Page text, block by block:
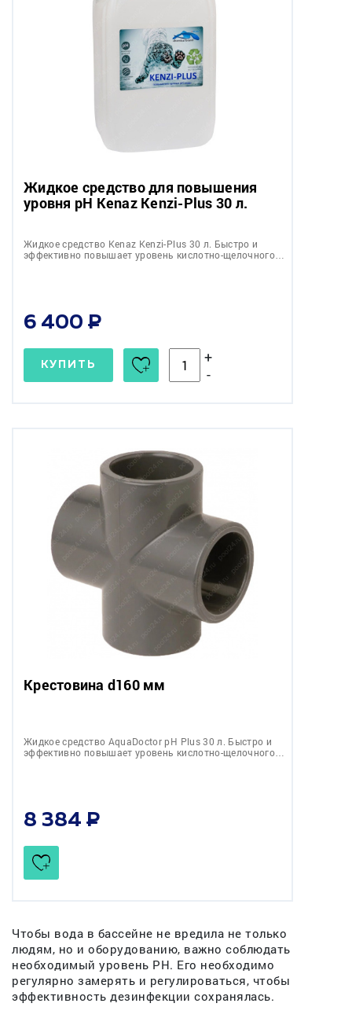
Жидкое средство для повышения
уровня pH Kenaz Kenzi-Plus 30 л.
Жидкое средство Kenaz Kenzi-Plus 30 л. Быстро и
эффективно повышает уровень кислотно-щелочного…
6 400
КУПИТЬ
+
-
Крестовина d160 мм
Жидкое средство AquaDoctor pH Plus 30 л. Быстро и
эффективно повышает уровень кислотно-щелочного…
8 384
Чтобы вода в бассейне не вредила не только
людям, но и оборудованию, важно соблюдать
необходимый уровень PH. Его необходимо
регулярно замерять и регулироваться, чтобы
эффективность дезинфекции сохранялась.